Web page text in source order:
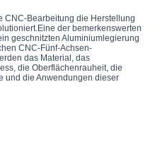
CNC-Bearbeitung die Herstellung
der bemerkenswerten
geschnitzten Aluminiumlegierung
CNC-Fünf-Achsen-
das Material, das
die Oberflächenrauheit, die
und die Anwendungen dieser